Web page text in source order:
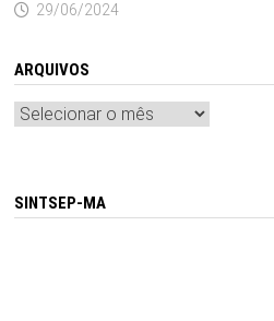
29/06/2024
ARQUIVOS
Arquivos
SINTSEP-MA